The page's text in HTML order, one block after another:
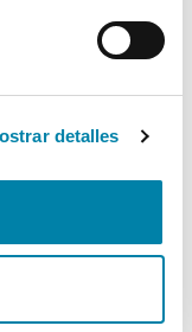
detalles